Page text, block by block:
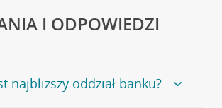
I ODPOWIEDZI
najbliższy oddział banku?